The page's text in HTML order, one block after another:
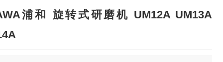
浦和 旋转式研磨机 UM12A UM13A